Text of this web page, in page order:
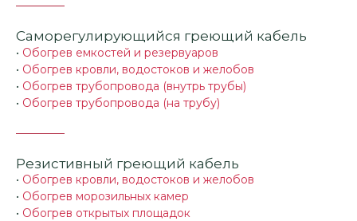
Саморегулирующийся греющий кабель
• Обогрев емкостей и резервуаров
• Обогрев кровли, водостоков и желобов
• Обогрев трубопровода (внутрь трубы)
• Обогрев трубопровода (на трубу)
Резистивный греющий кабель
• Обогрев кровли, водостоков и желобов
• Обогрев морозильных камер
• Обогрев открытых площадок